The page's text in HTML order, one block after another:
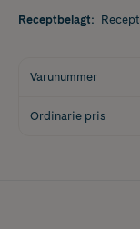
Receptbelagt:
Varunummer
Ordinarie pris